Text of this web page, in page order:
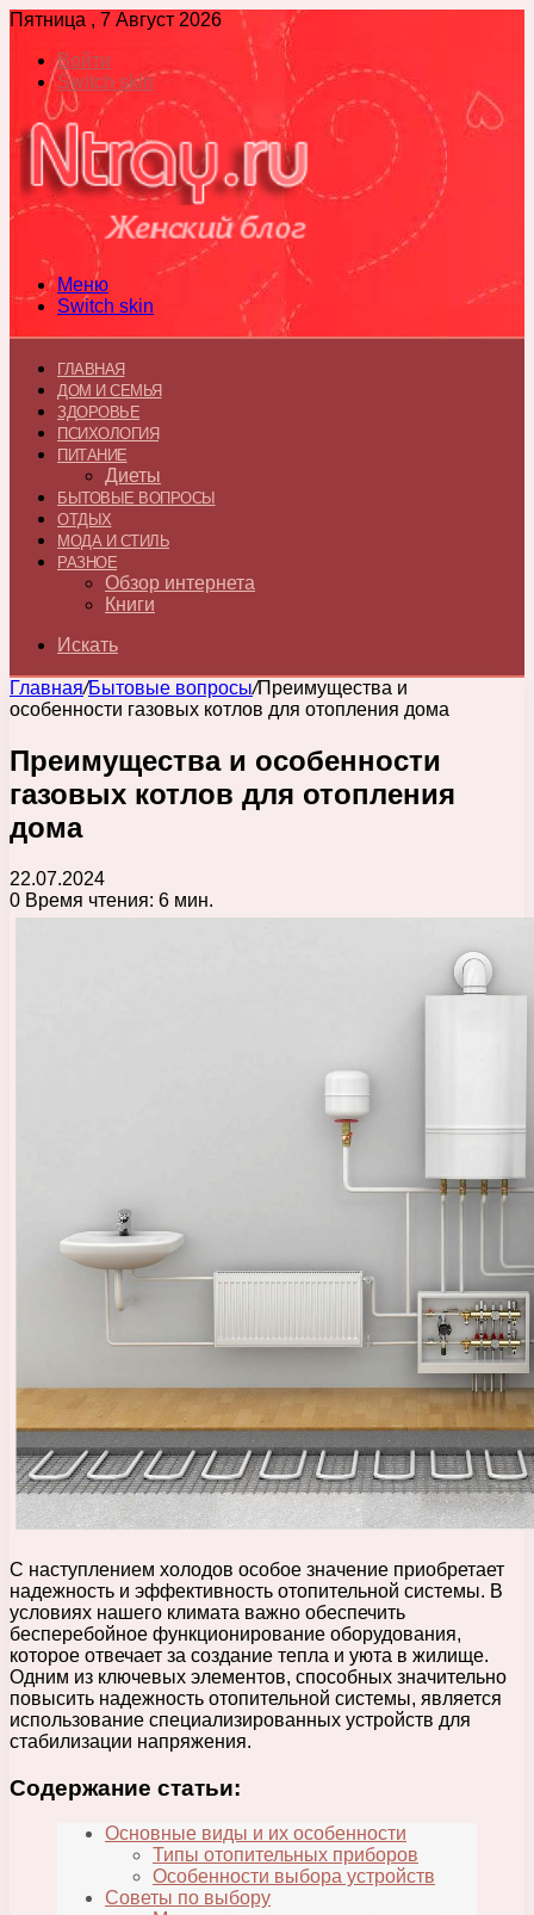
Пятница , 7 Август 2026
Войти
Switch skin
Меню
Switch skin
ГЛАВНАЯ
ДОМ И СЕМЬЯ
ЗДОРОВЬЕ
ПСИХОЛОГИЯ
ПИТАНИЕ
Диеты
БЫТОВЫЕ ВОПРОСЫ
ОТДЫХ
МОДА И СТИЛЬ
РАЗНОЕ
Обзор интернета
Книги
Искать
Главная/Бытовые вопросы/Преимущества и
особенности газовых котлов для отопления дома
Преимущества и особенности
газовых котлов для отопления
дома
22.07.2024
0 Время чтения: 6 мин.
С наступлением холодов особое значение приобретает
надежность и эффективность отопительной системы. В
условиях нашего климата важно обеспечить
бесперебойное функционирование оборудования,
которое отвечает за создание тепла и уюта в жилище.
Одним из ключевых элементов, способных значительно
повысить надежность отопительной системы, является
использование специализированных устройств для
стабилизации напряжения.
Содержание статьи:
Основные виды и их особенности
Типы отопительных приборов
Особенности выбора устройств
Советы по выбору